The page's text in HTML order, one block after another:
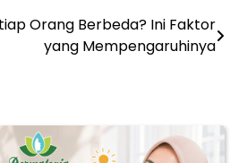
Orang Berbeda? Ini Faktor
yang Mempengaruhinya